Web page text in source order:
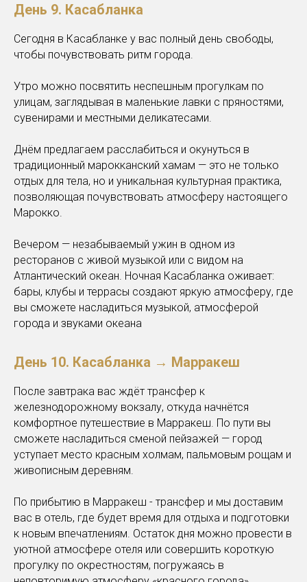
День 9. Касабланка
Сегодня в Касабланке у вас полный день свободы,
чтобы почувствовать ритм города.
Утро можно посвятить неспешным прогулкам по
улицам, заглядывая в маленькие лавки с пряностями,
сувенирами и местными деликатесами.
Днём предлагаем расслабиться и окунуться в
традиционный марокканский хамам — это не только
отдых для тела, но и уникальная культурная практика,
позволяющая почувствовать атмосферу настоящего
Марокко.
Вечером — незабываемый ужин в одном из
ресторанов с живой музыкой или с видом на
Атлантический океан. Ночная Касабланка оживает:
бары, клубы и террасы создают яркую атмосферу, где
вы сможете насладиться музыкой, атмосферой
города и звуками океана
День 10. Касабланка → Марракеш
После завтрака вас ждёт трансфер к
железнодорожному вокзалу, откуда начнётся
комфортное путешествие в Марракеш. По пути вы
сможете насладиться сменой пейзажей — город
уступает место красным холмам, пальмовым рощам и
живописным деревням.
По прибытию в Марракеш - трансфер и мы доставим
вас в отель, где будет время для отдыха и подготовки
к новым впечатлениям. Остаток дня можно провести в
уютной атмосфере отеля или совершить короткую
прогулку по окрестностям, погружаясь в